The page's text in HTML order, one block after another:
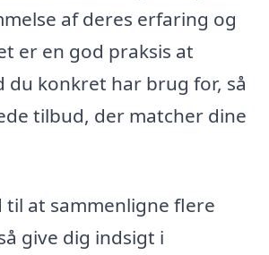
af deres erfaring og
er en god praksis at
du konkret har brug for, så
tilbud, der matcher dine
til at sammenligne flere
give dig indsigt i